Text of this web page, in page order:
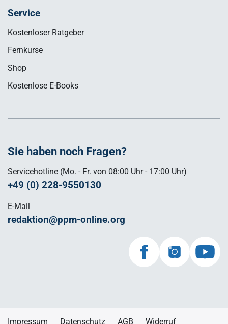
Service
Kostenloser Ratgeber
Fernkurse
Shop
Kostenlose E-Books
Sie haben noch Fragen?
Servicehotline (Mo. - Fr. von 08:00 Uhr - 17:00 Uhr)
+49 (0) 228-9550130
E-Mail
redaktion@ppm-online.org
Impressum Datenschutz AGB Widerruf